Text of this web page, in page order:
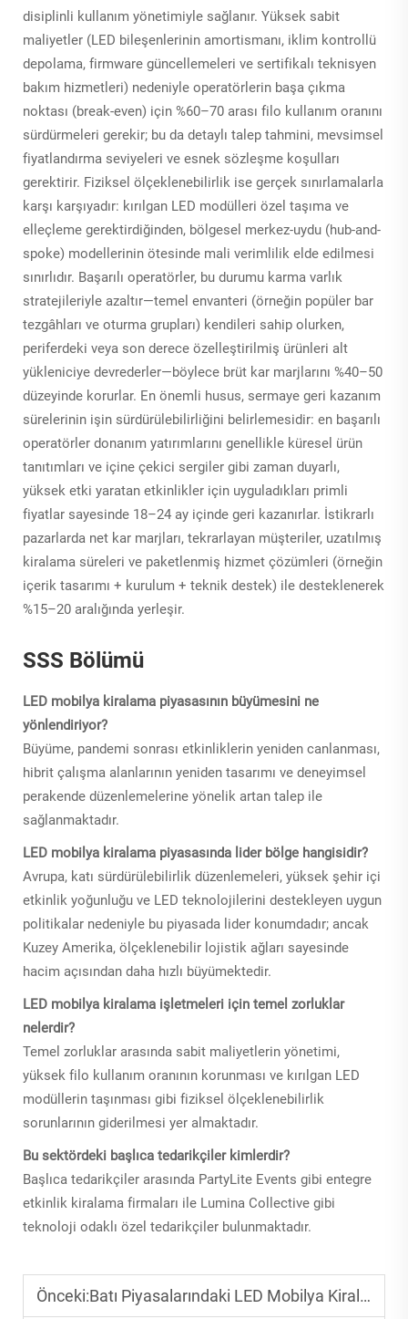
disiplinli kullanım yönetimiyle sağlanır. Yüksek sabit
maliyetler (LED bileşenlerinin amortismanı, iklim kontrollü
depolama, firmware güncellemeleri ve sertifikalı teknisyen
bakım hizmetleri) nedeniyle operatörlerin başa çıkma
noktası (break-even) için %60–70 arası filo kullanım oranını
sürdürmeleri gerekir; bu da detaylı talep tahmini, mevsimsel
fiyatlandırma seviyeleri ve esnek sözleşme koşulları
gerektirir. Fiziksel ölçeklenebilirlik ise gerçek sınırlamalarla
karşı karşıyadır: kırılgan LED modülleri özel taşıma ve
elleçleme gerektirdiğinden, bölgesel merkez-uydu (hub-and-
spoke) modellerinin ötesinde mali verimlilik elde edilmesi
sınırlıdır. Başarılı operatörler, bu durumu karma varlık
stratejileriyle azaltır—temel envanteri (örneğin popüler bar
tezgâhları ve oturma grupları) kendileri sahip olurken,
periferdeki veya son derece özelleştirilmiş ürünleri alt
yükleniciye devrederler—böylece brüt kar marjlarını %40–50
düzeyinde korurlar. En önemli husus, sermaye geri kazanım
sürelerinin işin sürdürülebilirliğini belirlemesidir: en başarılı
operatörler donanım yatırımlarını genellikle küresel ürün
tanıtımları ve içine çekici sergiler gibi zaman duyarlı,
yüksek etki yaratan etkinlikler için uyguladıkları primli
fiyatlar sayesinde 18–24 ay içinde geri kazanırlar. İstikrarlı
pazarlarda net kar marjları, tekrarlayan müşteriler, uzatılmış
kiralama süreleri ve paketlenmiş hizmet çözümleri (örneğin
içerik tasarımı + kurulum + teknik destek) ile desteklenerek
%15–20 aralığında yerleşir.
SSS Bölümü
LED mobilya kiralama piyasasının büyümesini ne
yönlendiriyor?
Büyüme, pandemi sonrası etkinliklerin yeniden canlanması,
hibrit çalışma alanlarının yeniden tasarımı ve deneyimsel
perakende düzenlemelerine yönelik artan talep ile
sağlanmaktadır.
LED mobilya kiralama piyasasında lider bölge hangisidir?
Avrupa, katı sürdürülebilirlik düzenlemeleri, yüksek şehir içi
etkinlik yoğunluğu ve LED teknolojilerini destekleyen uygun
politikalar nedeniyle bu piyasada lider konumdadır; ancak
Kuzey Amerika, ölçeklenebilir lojistik ağları sayesinde
hacim açısından daha hızlı büyümektedir.
LED mobilya kiralama işletmeleri için temel zorluklar
nelerdir?
Temel zorluklar arasında sabit maliyetlerin yönetimi,
yüksek filo kullanım oranının korunması ve kırılgan LED
modüllerin taşınması gibi fiziksel ölçeklenebilirlik
sorunlarının giderilmesi yer almaktadır.
Bu sektördeki başlıca tedarikçiler kimlerdir?
Başlıca tedarikçiler arasında PartyLite Events gibi entegre
etkinlik kiralama firmaları ile Lumina Collective gibi
teknoloji odaklı özel tedarikçiler bulunmaktadır.
Önceki:Batı Piyasalarındaki LED Mobilya Kiralama Trendleri: Etkinlik Planlayıcıları İçin Artan Bir Fırsat